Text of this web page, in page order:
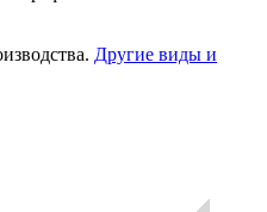
Другие виды и